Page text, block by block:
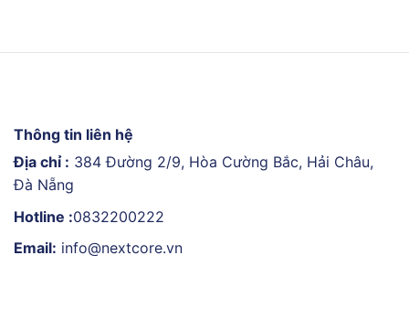
Thông tin liên hệ
Địa chỉ : 384 Đường 2/9, Hòa Cường Bắc, Hải Châu,
Đà Nẵng
Hotline :0832200222
Email: info@nextcore.vn